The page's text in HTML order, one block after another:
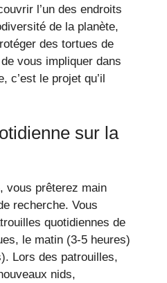
l’un des endroits
de la planète,
des tortues de
vous impliquer dans
c’est le projet qu’il
sur la
vous prêterez main
recherche. Vous
quotidiennes de
le matin (3-5 heures)
Lors des patrouilles,
nids,